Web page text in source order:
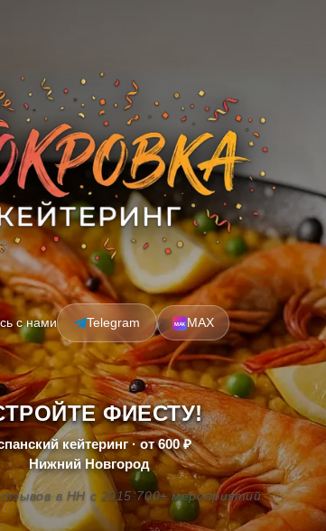
с нами Telegram MAX
ФИЕСТУ!
кейтеринг · от 600 ₽
Нижний Новгород
·в НН с 2015·700+ мероприятий